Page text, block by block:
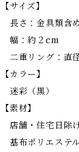
【サイズ】
長さ：金具類含
幅：約２cm
二重リング：直
【カラー】
迷彩（黒）
【素材】
店舗・住宅日除
基布ポリエステ